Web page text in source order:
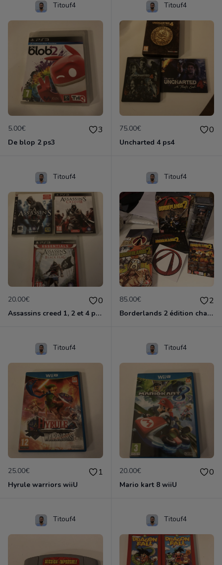
Titouf4
5.00€ 3
De blop 2 ps3
Titouf4
75.00€ 0
Uncharted 4 ps4
Titouf4
20.00€ 0
Assassins creed 1, 2 et 4 ps3
Titouf4
85.00€ 2
Borderlands 2 édition chasseur de l'arche ps3
Titouf4
25.00€ 1
Hyrule warriors wiiU
Titouf4
20.00€ 0
Mario kart 8 wiiU
Titouf4 Titouf4